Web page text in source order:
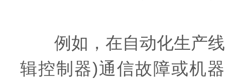
例如，在自动化生产线
辑控制器)通信故障或机